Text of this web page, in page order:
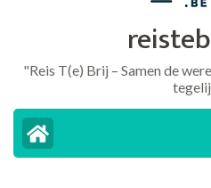
"Reis T(e) Brij – Samen de